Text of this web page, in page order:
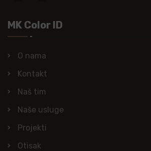
MK Color ID
O nama
Kontakt
Naš tim
Naše usluge
Projekti
Otisak